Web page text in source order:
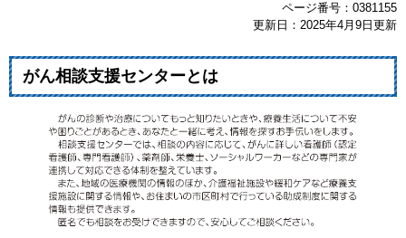
ページ番号：0381155
更新日：2025年4月9日更新
がん相談支援センターとは